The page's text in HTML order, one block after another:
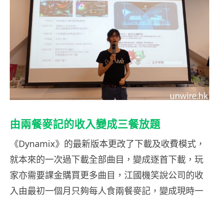
由兩餐麥記的收入變成三餐放題
《Dynamix》的最新版本更改了下載及收費模式，
就本來的一次過下載全部曲目，變成逐首下載，玩
家亦需要課金購買更多曲目，江國機笑說公司的收
入由最初一個月只夠每人食兩餐麥記，變成現時一